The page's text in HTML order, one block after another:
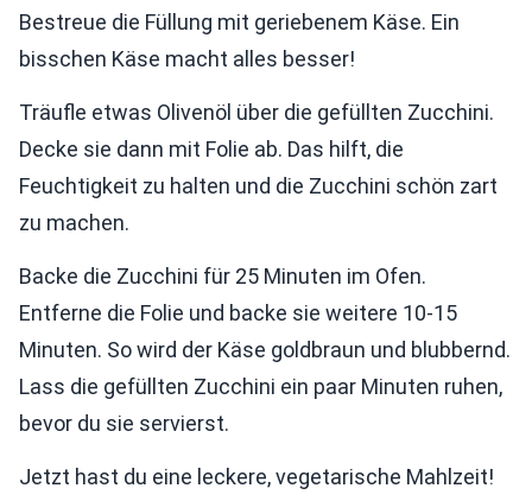
Bestreue die Füllung mit geriebenem Käse. Ein
bisschen Käse macht alles besser!
Träufle etwas Olivenöl über die gefüllten Zucchini.
Decke sie dann mit Folie ab. Das hilft, die
Feuchtigkeit zu halten und die Zucchini schön zart
zu machen.
Backe die Zucchini für 25 Minuten im Ofen.
Entferne die Folie und backe sie weitere 10-15
Minuten. So wird der Käse goldbraun und blubbernd.
Lass die gefüllten Zucchini ein paar Minuten ruhen,
bevor du sie servierst.
Jetzt hast du eine leckere, vegetarische Mahlzeit!